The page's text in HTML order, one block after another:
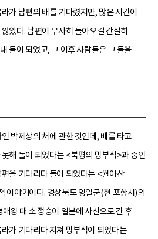
가 남편의 배를 기다렸지만, 많은 시간이
았다. 남편이 무사히 돌아오길 간절히
돌이 되었고, 그 이후 사람들은 그 돌을
박제상의 처에 관한 것인데, 배를 타고
해 돌이 되었다는 <북평의 망부석>과 중인
을 기다리다 돌이 되었다는 <월아산
이야기이다. 경상북도 영일군(현 포항시)의
왕 때 소 정승이 일본에 사신으로 간 후
가 기다리다 지쳐 망부석이 되었다는